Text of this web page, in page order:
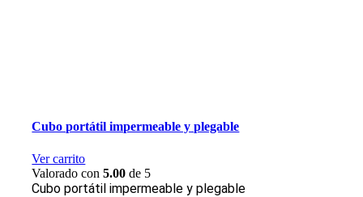
Cubo portátil impermeable y plegable
Ver carrito
Valorado con5.00 de 5
Cubo portátil impermeable y plegable